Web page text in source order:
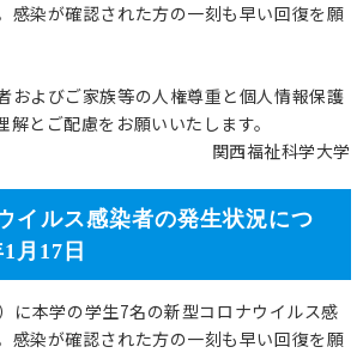
感染が確認された方の一刻も早い回復を願
およびご家族等の人権尊重と個人情報保護
解とご配慮をお願いいたします。
関西福祉科学大学
イルス感染者の発生状況につ
月17日
に本学の学生7名の新型コロナウイルス感
感染が確認された方の一刻も早い回復を願